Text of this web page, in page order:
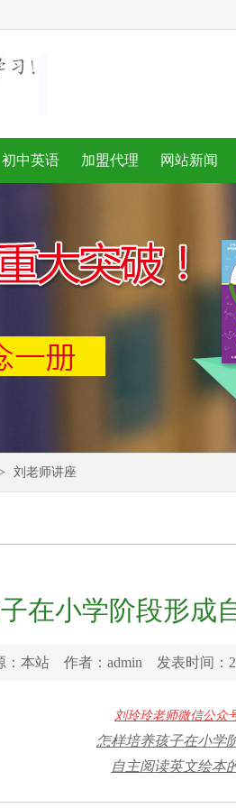
初中英语 加盟代理 网站新闻
刘老师讲座
在小学阶段形成
：本站 作者：admin 发表时间：
刘玲玲老师微信公众
怎样培养孩子在小学
自主阅读英文绘本